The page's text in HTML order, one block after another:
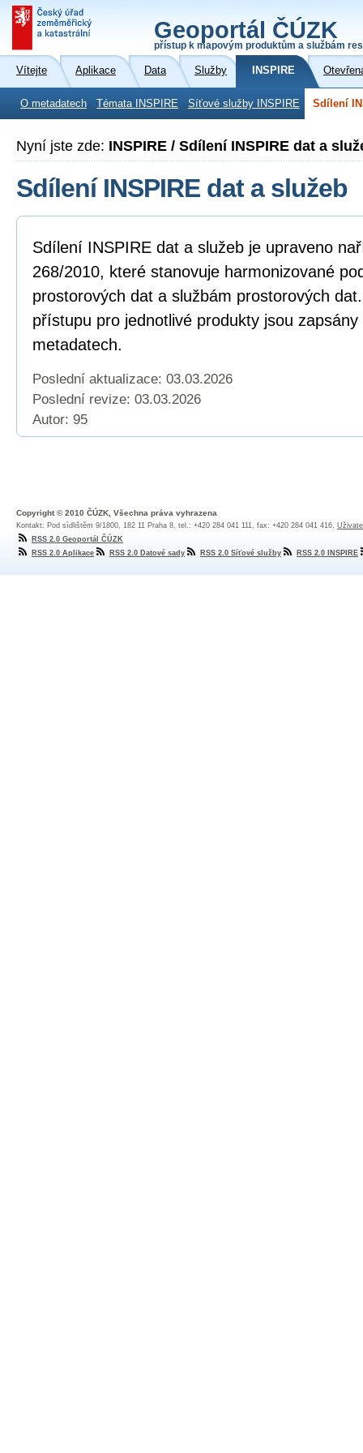
Geoportál ČÚZK
přístup k mapovým produktům a službám
Vítejte Aplikace Data Služby INSPIRE
O metadatech Témata INSPIRE Síťové služby INSPIRE Sdílení
Nyní jste zde: INSPIRE / Sdílení INSPIRE dat a
Sdílení INSPIRE dat a služeb
Sdílení INSPIRE dat a služeb je upraveno
268/2010, které stanovuje harmonizované
prostorových dat a službám prostorových
přístupu pro jednotlivé produkty jsou
metadatech.
Poslední aktualizace: 03.03.2026
Poslední revize: 03.03.2026
Autor: 95
Copyright © 2010 ČÚZK, Všechna práva vyhrazena
Kontakt: Pod sídlištěm 9/1800, 182 11 Praha 8, tel.: +420 284 041 111, fax: +420 284 041 416,
RSS 2.0 Geoportál ČÚZK
RSS 2.0 Aplikace
RSS 2.0 Datové sady RSS 2.0 Síťové služby RSS 2.0 INSPIRE